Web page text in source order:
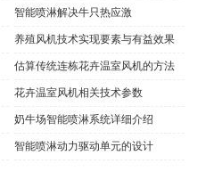
智能喷淋解决牛只热应激
养殖风机技术实现要素与有益效果
估算传统连栋花卉温室风机的方法
花卉温室风机相关技术参数
奶牛场智能喷淋系统详细介绍
智能喷淋动力驱动单元的设计